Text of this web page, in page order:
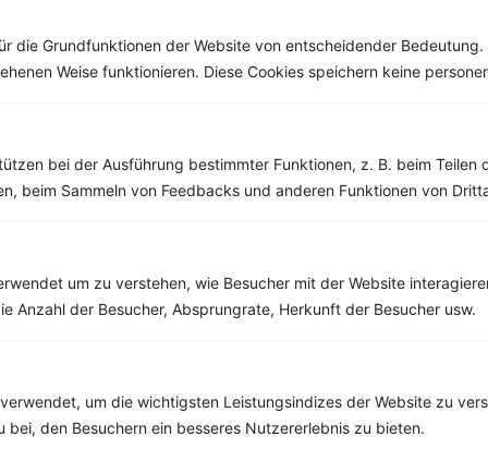
die Grundfunktionen der Website von entscheidender Bedeutung.
Weise funktionieren. Diese Cookies speichern keine
bei der Ausführung bestimmter Funktionen, z. B. beim Teilen
beim Sammeln von Feedbacks und anderen Funktionen von
um zu verstehen, wie Besucher mit der Website
Anzahl der Besucher, Absprungrate, Herkunft der Besucher usw.
um die wichtigsten Leistungsindizes der Website zu
bei, den Besuchern ein besseres Nutzererlebnis zu bieten.
Schoko-Bananen Porridge
Kohlehydrate:54 g
Rezepte mit 400 bis 500 kcal
Rezepte